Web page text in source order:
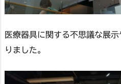
医療器具に関する不思議な展
りました。